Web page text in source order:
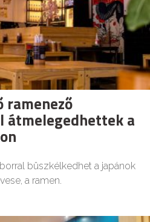
ramenező
átmelegedhettek a
büszkélkedhet a japánok
a ramen.